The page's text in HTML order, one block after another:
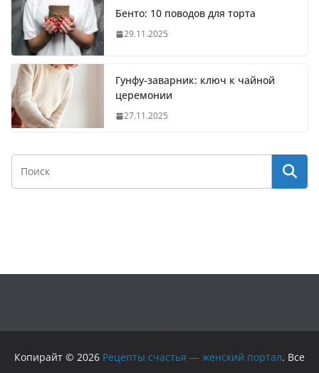
Бенто: 10 поводов для торта
29.11.2025
Гунфу-заварник: ключ к чайной
церемонии
27.11.2025
Копирайт © 2026 Рецепты счастья — женский портал. Все